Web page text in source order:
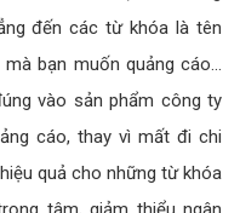
cáo công ty nhập khẩu là
để đảm bảo hiệu quả
Adwords. Với các
mà bạn tạo một danh
quảng cáo tối ưu nhất.